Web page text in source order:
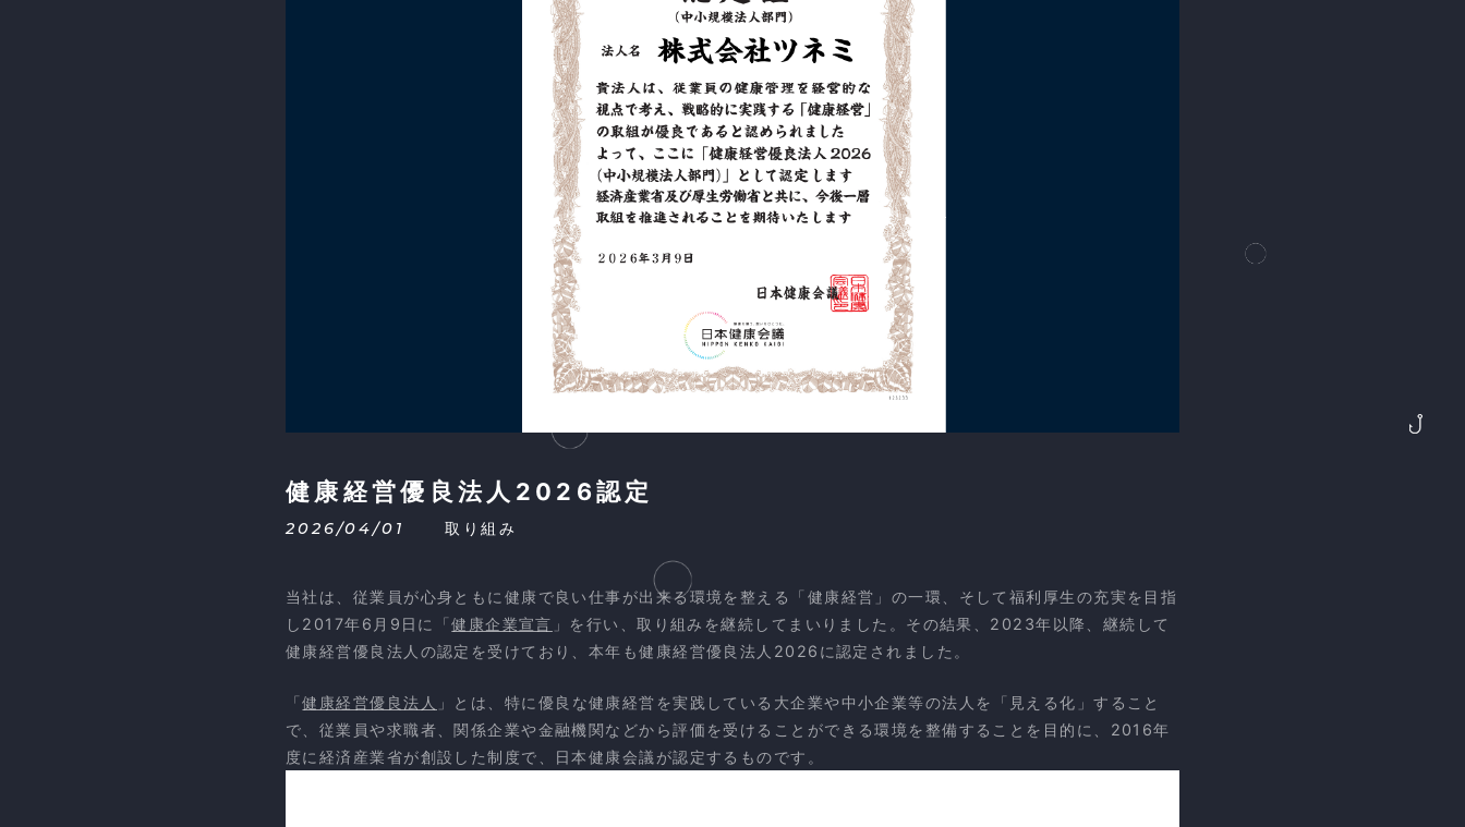
健康経営優良法人2026認定
2026/04/01 取り組み
当社は、従業員が心身ともに健康で良い仕事が出来る環境を整える「健康経営」の一環、そして福利厚生の充実を目指
し2017年6月9日に「健康企業宣言 」を行い、取り組みを継続してまいりました。その結果、2023年以降、継続して
健康経営優良法人の認定を受けており、本年も健康経営優良法人2026に認定されました。
「健康経営優良法人 」とは、特に優良な健康経営を実践している大企業や中小企業等の法人を「見える化」すること
で、従業員や求職者、関係企業や金融機関などから評価を受けることができる環境を整備することを目的に、2016年
度に経済産業省が創設した制度で、日本健康会議が認定するものです。